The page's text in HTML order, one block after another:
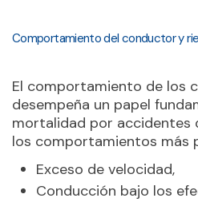
Comportamiento del conductor y
El comportamiento de los
desempeña un papel
mortalidad por accidentes
los comportamientos más
Exceso de velocidad,
Conducción bajo los